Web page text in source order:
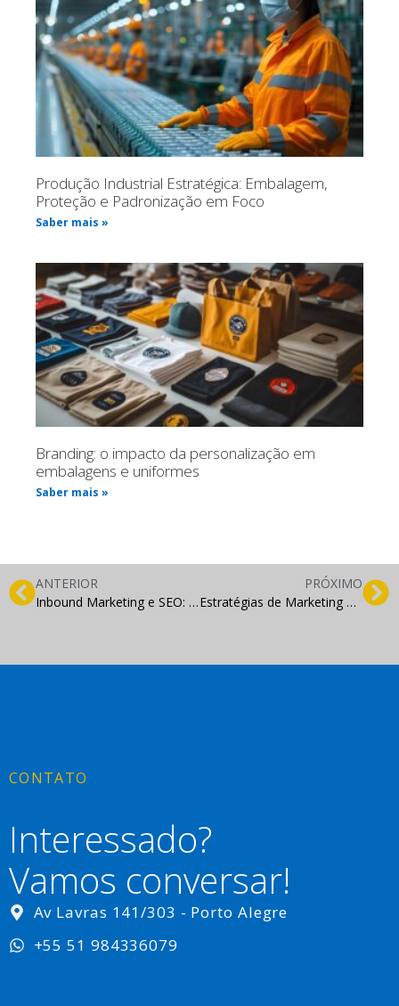
Produção Industrial Estratégica: Embalagem,
Proteção e Padronização em Foco
Saber mais »
Branding: o impacto da personalização em
embalagens e uniformes
Saber mais »
ANTERIOR
Inbound Marketing e SEO: Estratégias Integradas para Melhorar a Visibilidade Online
PRÓXIMO
Estratégias de Marketing para Impulsionar o Tráfego do seu Site
CONTATO
Interessado?
Vamos conversar!
Av Lavras 141/303 - Porto Alegre
+55 51 984336079